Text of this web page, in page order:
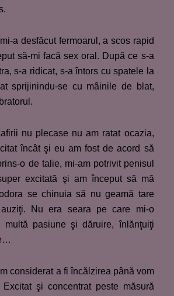
a desfăcut fermoarul, a scos rapid
să-mi facă sex oral. După ce s-a
s-a ridicat, s-a întors cu spatele la
sprijinindu-se cu mâinile de blat,
nu plecase nu am ratat ocazia,
încât şi eu am fost de acord să
o de talie, mi-am potrivit penisul
excitată şi am început să mă
se chinuia să nu geamă tare
Nu era seara pe care mi-o
multă pasiune şi dăruire, înlănţuiţi
considerat a fi încălzirea până vom
Excitat şi concentrat peste măsură